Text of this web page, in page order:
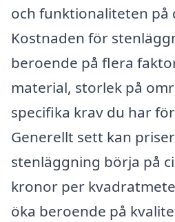
och funktionaliteten på
Kostnaden för
beroende på flera
material, storlek på
specifika krav du har
Generellt sett kan
stenläggning börja på
kronor per
öka beroende på